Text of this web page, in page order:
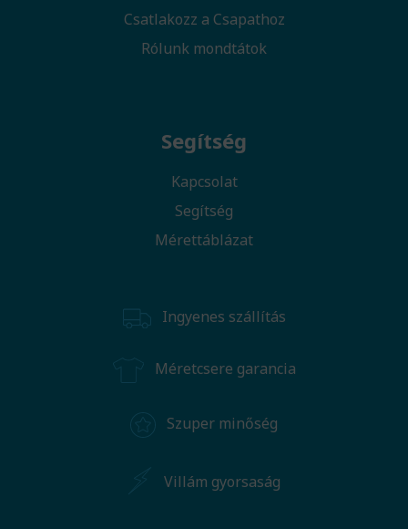
Csatlakozz a Csapathoz
Rólunk mondtátok
Segítség
Kapcsolat
Segítség
Mérettáblázat
Ingyenes szállítás
Méretcsere garancia
Szuper minőség
Villám gyorsaság